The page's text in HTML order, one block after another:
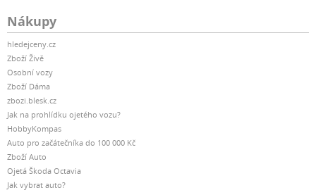
Nákupy
hledejceny.cz
Zboží Živě
Osobní vozy
Zboží Dáma
zbozi.blesk.cz
Jak na prohlídku ojetého vozu?
HobbyKompas
Auto pro začátečníka do 100 000 Kč
Zboží Auto
Ojetá Škoda Octavia
Jak vybrat auto?